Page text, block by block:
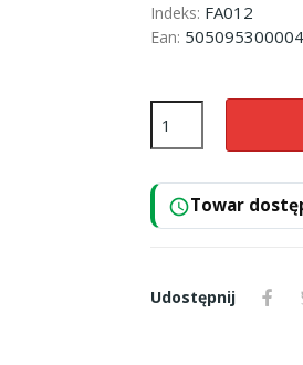
Indeks: FA012
Ean:
scheduleTowar
Udostępnij